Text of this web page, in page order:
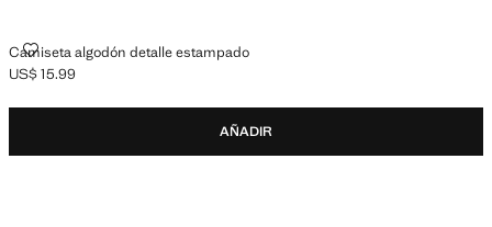
Camiseta algodón detalle estampado
CAMISETA ALGODÓN DETALLE ESTAMPADO
Precio actual [US$ 15.99 ]
US$ 15.99
AÑADIR